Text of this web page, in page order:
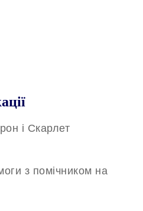
і Скарлет
з помічником на